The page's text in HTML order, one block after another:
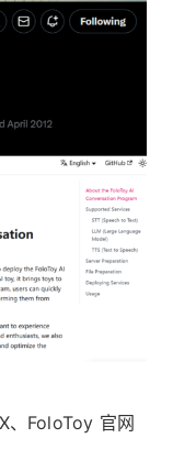
、FoloToy 官网